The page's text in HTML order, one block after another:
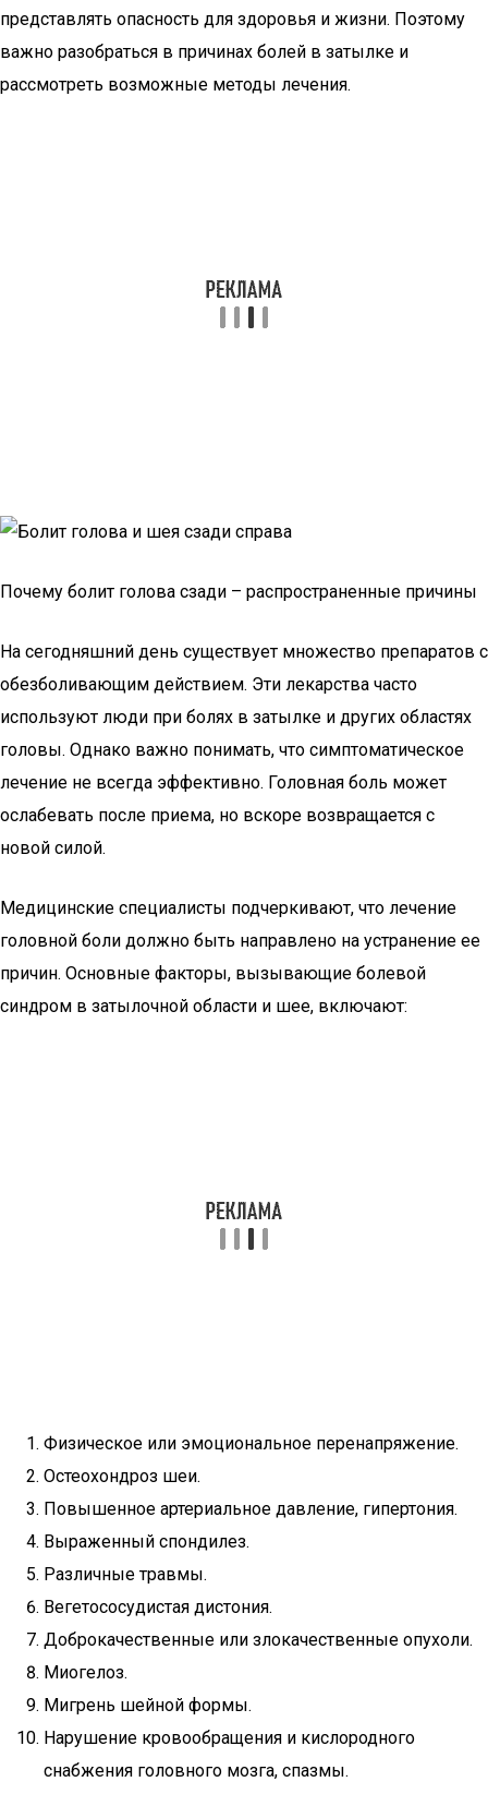
представлять опасность для здоровья и жизни. Поэтому
важно разобраться в причинах болей в затылке и
рассмотреть возможные методы лечения.
Почему болит голова сзади – распространенные причины
На сегодняшний день существует множество препаратов с
обезболивающим действием. Эти лекарства часто
используют люди при болях в затылке и других областях
головы. Однако важно понимать, что симптоматическое
лечение не всегда эффективно. Головная боль может
ослабевать после приема, но вскоре возвращается с
новой силой.
Медицинские специалисты подчеркивают, что лечение
головной боли должно быть направлено на устранение ее
причин. Основные факторы, вызывающие болевой
синдром в затылочной области и шее, включают:
Физическое или эмоциональное перенапряжение.
Остеохондроз шеи.
Повышенное артериальное давление, гипертония.
Выраженный спондилез.
Различные травмы.
Вегетососудистая дистония.
Доброкачественные или злокачественные опухоли.
Миогелоз.
Мигрень шейной формы.
Нарушение кровообращения и кислородного
снабжения головного мозга, спазмы.